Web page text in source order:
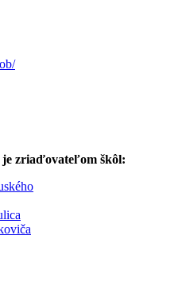
je zriaďovateľom škôl: